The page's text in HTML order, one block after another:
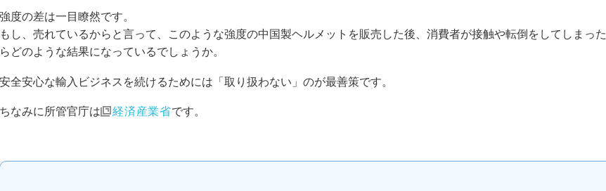
強度の差は一目瞭然です。
もし、売れているからと言って、このような強度の中国製ヘルメットを販売した後、消費者が接触や転倒をしてしまった
らどのような結果になっているでしょうか。
安全安心な輸入ビジネスを続けるためには「取り扱わない」のが最善策です。
ちなみに所管官庁は 経済産業省です。